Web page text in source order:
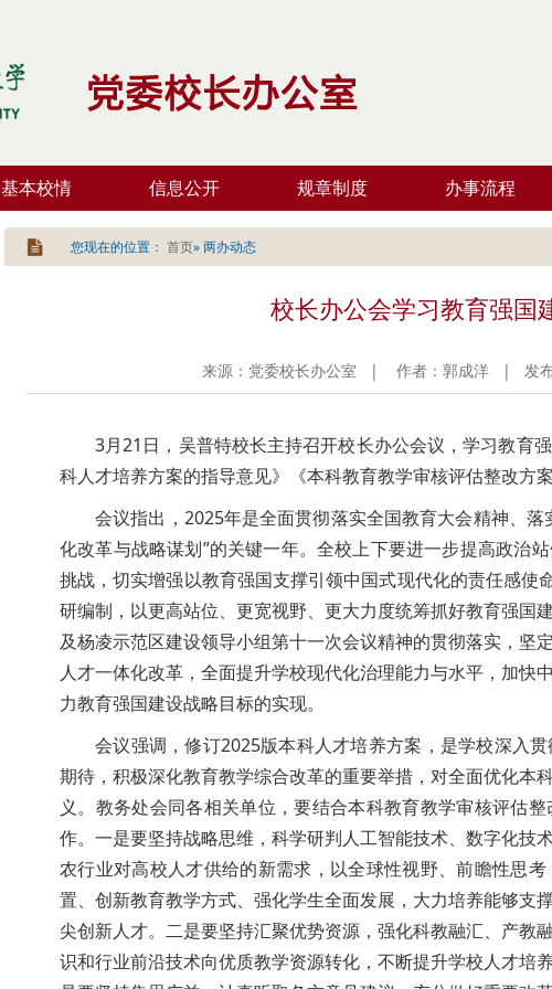
基本校情 信息公开 规章制度 办事流程
您现在的位置： 首页» 两办动态
校长办公会学习教育强国
来源：党委校长办公室 | 作者：郭成洋 | 发
3月21日，吴普特校长主持召开校长办公会议，学习教育
科人才培养方案的指导意见》《本科教育教学审核评估整改方案
会议指出，2025年是全面贯彻落实全国教育大会精神、
化改革与战略谋划”的关键一年。全校上下要进一步提高政治
挑战，切实增强以教育强国支撑引领中国式现代化的责任感使
研编制，以更高站位、更宽视野、更大力度统筹抓好教育强国
及杨凌示范区建设领导小组第十一次会议精神的贯彻落实，坚
人才一体化改革，全面提升学校现代化治理能力与水平，加快
力教育强国建设战略目标的实现。
会议强调，修订2025版本科人才培养方案，是学校深入
期待，积极深化教育教学综合改革的重要举措，对全面优化本
义。教务处会同各相关单位，要结合本科教育教学审核评估
作。一是要坚持战略思维，科学研判人工智能技术、数字化技
农行业对高校人才供给的新需求，以全球性视野、前瞻性思
置、创新教育教学方式、强化学生全面发展，大力培养能够支
尖创新人才。二是要坚持汇聚优势资源，强化科教融汇、产教
识和行业前沿技术向优质教学资源转化，不断提升学校人才培